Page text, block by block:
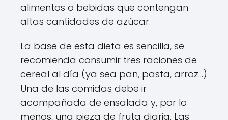
alimentos o bebidas que contengan
altas cantidades de azúcar.
La base de esta dieta es sencilla, se
recomienda consumir tres raciones de
cereal al día (ya sea pan, pasta, arroz…)
Una de las comidas debe ir
acompañada de ensalada y, por lo
menos, una pieza de fruta diaria. Las